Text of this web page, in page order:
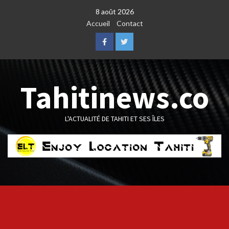
8 août 2026
Accueil
Contact
FacebookTwitter
Tahitinews.co
L'ACTUALITÉ DE TAHITI ET SES ÎLES